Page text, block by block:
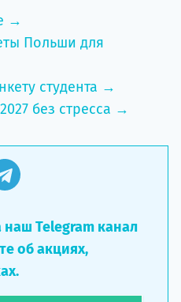
→
Польши для
студента →
без стресса →
Telegram канал
об акциях,